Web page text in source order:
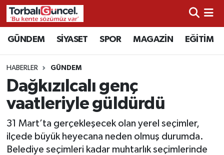
GÜNDEM SİYASET SPOR MAGAZİN EĞİTİM
HABERLER GÜNDEM
Dağkızılcalı genç
vaatleriyle güldürdü
31 Mart’ta gerçekleşecek olan yerel seçimler,
ilçede büyük heyecana neden olmuş durumda.
Belediye seçimleri kadar muhtarlık seçimlerinde
İzmir Nöbetçi Eczaneler
İzmir Hava Durumu
İzmir Namaz Vakitleri
İzmir Trafik Yoğunluk Haritası
Süper Lig Puan Durumu ve Fikstür